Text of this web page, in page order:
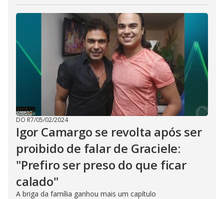
DO R7/05/02/2024
Igor Camargo se revolta após ser
proibido de falar de Graciele:
"Prefiro ser preso do que ficar
calado"
A briga da família ganhou mais um capítulo